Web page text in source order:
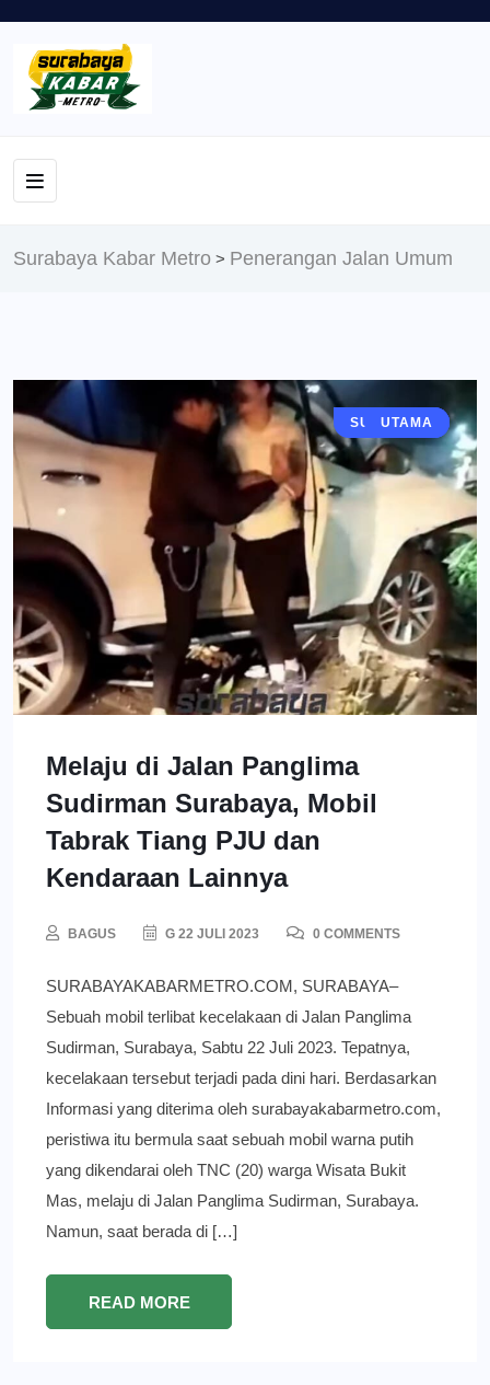
Surabaya Kabar Metro > Penerangan Jalan Umum
BERITA
SURABAYA
UTAMA
Melaju di Jalan Panglima
Sudirman Surabaya, Mobil
Tabrak Tiang PJU dan
Kendaraan Lainnya
BAGUS G 22 JULI 2023 0 COMMENTS
SURABAYAKABARMETRO.COM, SURABAYA–
Sebuah mobil terlibat kecelakaan di Jalan Panglima
Sudirman, Surabaya, Sabtu 22 Juli 2023. Tepatnya,
kecelakaan tersebut terjadi pada dini hari. Berdasarkan
Informasi yang diterima oleh surabayakabarmetro.com,
peristiwa itu bermula saat sebuah mobil warna putih
yang dikendarai oleh TNC (20) warga Wisata Bukit
Mas, melaju di Jalan Panglima Sudirman, Surabaya.
Namun, saat berada di […]
READ MORE